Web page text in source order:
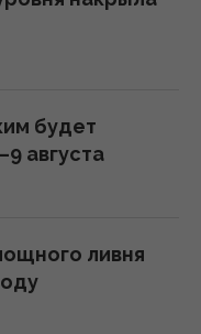
над
в Европе
выход из
будет
августа
ливня